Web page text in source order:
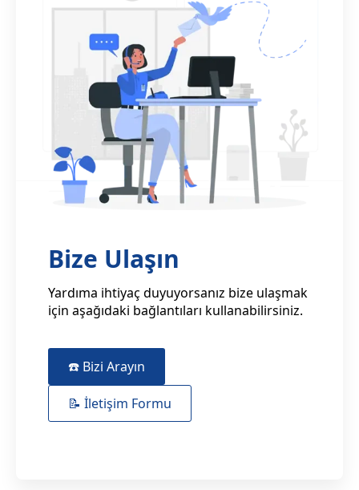
Bize Ulaşın
Yardıma ihtiyaç duyuyorsanız bize ulaşmak
için aşağıdaki bağlantıları kullanabilirsiniz.
☎️ Bizi Arayın
📝 İletişim Formu